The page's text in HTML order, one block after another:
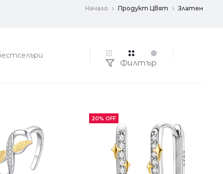
Начало Продукт Цвят Златен
Филтър
20% OFF